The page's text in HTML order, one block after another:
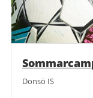
Donsö IS